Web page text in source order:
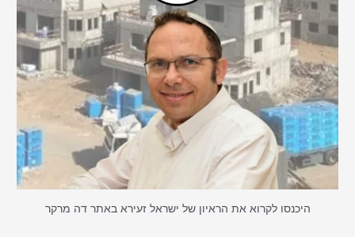
היכנסו לקרוא את הראיון של ישראל זעירא באתר דה מרקר